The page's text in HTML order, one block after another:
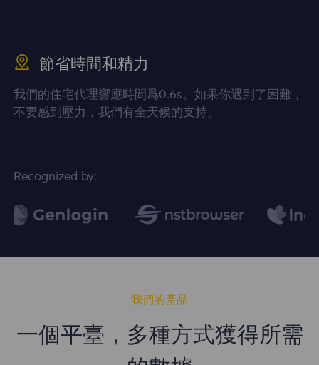
節省時間和精力
我們的住宅代理響應時間爲0.6s。如果你遇到了困難，
不要感到壓力，我們有全天候的支持。
Recognized by:
我們的產品
一個平臺，多種方式獲得所需